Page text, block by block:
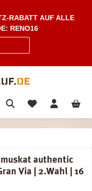
RABATT AUF ALLE
RENO16
muskat authentic
Via | 2.Wahl | 16